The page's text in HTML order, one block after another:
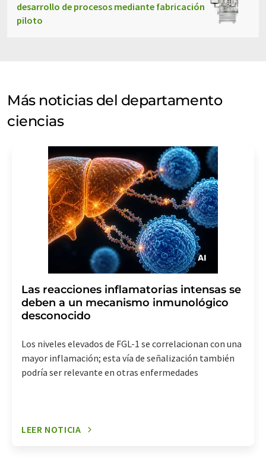
desarrollo de procesos mediante fabricación
piloto
Más noticias del departamento
ciencias
Las reacciones inflamatorias intensas se
deben a un mecanismo inmunológico
desconocido
Los niveles elevados de FGL-1 se correlacionan con una
mayor inflamación; esta vía de señalización también
podría ser relevante en otras enfermedades
LEER NOTICIA